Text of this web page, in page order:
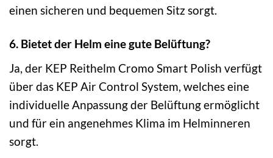
einen sicheren und bequemen Sitz sorgt.
6. Bietet der Helm eine gute Belüftung?
Ja, der KEP Reithelm Cromo Smart Polish verfügt
über das KEP Air Control System, welches eine
individuelle Anpassung der Belüftung ermöglicht
und für ein angenehmes Klima im Helminneren
sorgt.